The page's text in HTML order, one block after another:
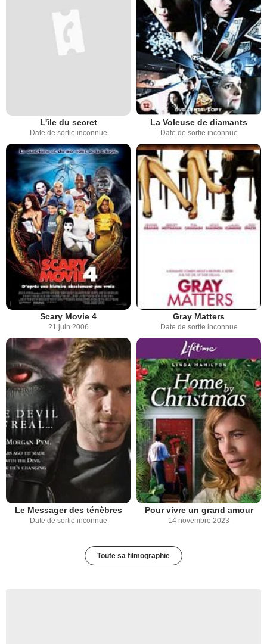
L'île du secret
Date de sortie inconnue
La Voleuse de diamants
Date de sortie inconnue
Scary Movie 4
21 juin 2006
Gray Matters
Date de sortie inconnue
Le Messager des ténèbres
Date de sortie inconnue
Pour vivre un grand amour
14 novembre 2023
Toute sa filmographie